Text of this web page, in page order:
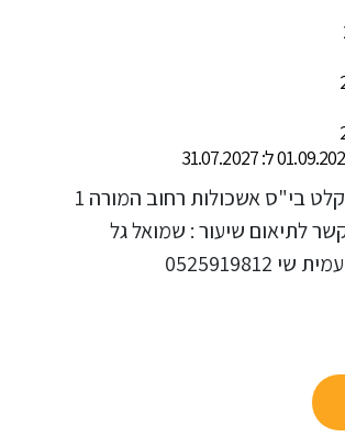
החוג יתקיים במקלט בי"ס אשכולות רחוב המורה 1
לתיאום שיעור : שמואל גל